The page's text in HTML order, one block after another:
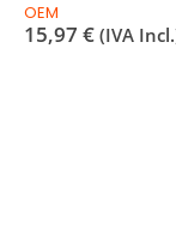
OEM
15,97 € (IVA